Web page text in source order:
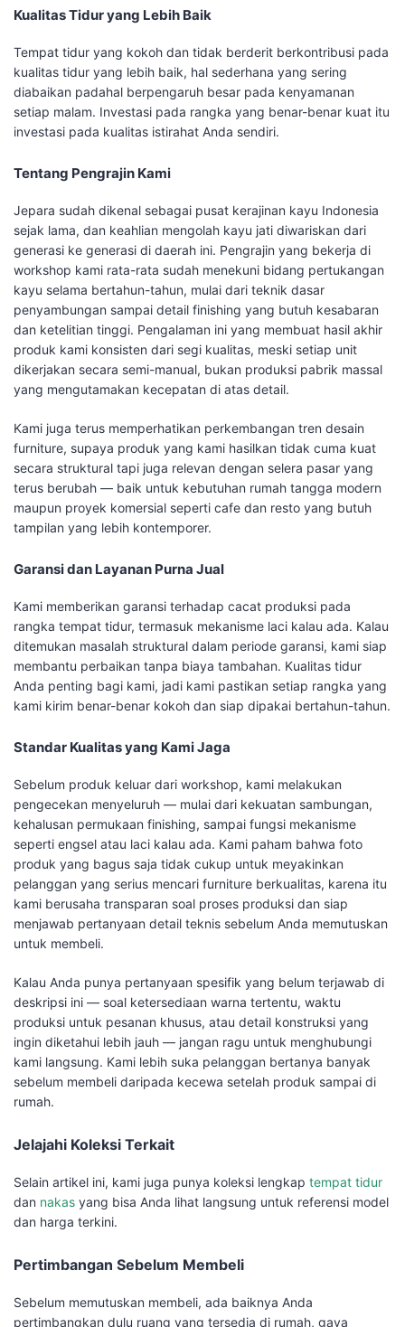
Kualitas Tidur yang Lebih Baik
Tempat tidur yang kokoh dan tidak berderit berkontribusi pada
kualitas tidur yang lebih baik, hal sederhana yang sering
diabaikan padahal berpengaruh besar pada kenyamanan
setiap malam. Investasi pada rangka yang benar-benar kuat itu
investasi pada kualitas istirahat Anda sendiri.
Tentang Pengrajin Kami
Jepara sudah dikenal sebagai pusat kerajinan kayu Indonesia
sejak lama, dan keahlian mengolah kayu jati diwariskan dari
generasi ke generasi di daerah ini. Pengrajin yang bekerja di
workshop kami rata-rata sudah menekuni bidang pertukangan
kayu selama bertahun-tahun, mulai dari teknik dasar
penyambungan sampai detail finishing yang butuh kesabaran
dan ketelitian tinggi. Pengalaman ini yang membuat hasil akhir
produk kami konsisten dari segi kualitas, meski setiap unit
dikerjakan secara semi-manual, bukan produksi pabrik massal
yang mengutamakan kecepatan di atas detail.
Kami juga terus memperhatikan perkembangan tren desain
furniture, supaya produk yang kami hasilkan tidak cuma kuat
secara struktural tapi juga relevan dengan selera pasar yang
terus berubah — baik untuk kebutuhan rumah tangga modern
maupun proyek komersial seperti cafe dan resto yang butuh
tampilan yang lebih kontemporer.
Garansi dan Layanan Purna Jual
Kami memberikan garansi terhadap cacat produksi pada
rangka tempat tidur, termasuk mekanisme laci kalau ada. Kalau
ditemukan masalah struktural dalam periode garansi, kami siap
membantu perbaikan tanpa biaya tambahan. Kualitas tidur
Anda penting bagi kami, jadi kami pastikan setiap rangka yang
kami kirim benar-benar kokoh dan siap dipakai bertahun-tahun.
Standar Kualitas yang Kami Jaga
Sebelum produk keluar dari workshop, kami melakukan
pengecekan menyeluruh — mulai dari kekuatan sambungan,
kehalusan permukaan finishing, sampai fungsi mekanisme
seperti engsel atau laci kalau ada. Kami paham bahwa foto
produk yang bagus saja tidak cukup untuk meyakinkan
pelanggan yang serius mencari furniture berkualitas, karena itu
kami berusaha transparan soal proses produksi dan siap
menjawab pertanyaan detail teknis sebelum Anda memutuskan
untuk membeli.
Kalau Anda punya pertanyaan spesifik yang belum terjawab di
deskripsi ini — soal ketersediaan warna tertentu, waktu
produksi untuk pesanan khusus, atau detail konstruksi yang
ingin diketahui lebih jauh — jangan ragu untuk menghubungi
kami langsung. Kami lebih suka pelanggan bertanya banyak
sebelum membeli daripada kecewa setelah produk sampai di
rumah.
Jelajahi Koleksi Terkait
Selain artikel ini, kami juga punya koleksi lengkap tempat tidur
dan nakas yang bisa Anda lihat langsung untuk referensi model
dan harga terkini.
Pertimbangan Sebelum Membeli
Sebelum memutuskan membeli, ada baiknya Anda
pertimbangkan dulu ruang yang tersedia di rumah, gaya